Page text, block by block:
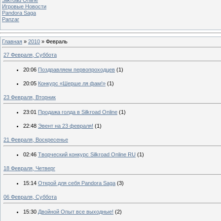
Игровые Новости
Pandora Saga
Panzar
Главная » 2010 » Февраль
27 Февраля, Суббота
20:06 Поздравляем первопроходцев (1)
20:05 Конкурс «Шерше ля фам!» (1)
23 Февраля, Вторник
23:01 Продажа голда в Silkroad Online (1)
22:48 Эвент на 23 февраля! (1)
21 Февраля, Воскресенье
02:46 Творческий конкурс Silkroad Online RU (1)
18 Февраля, Четверг
15:14 Открой для себя Pandora Saga (3)
06 Февраля, Суббота
15:30 Двойной Опыт все выходные! (2)